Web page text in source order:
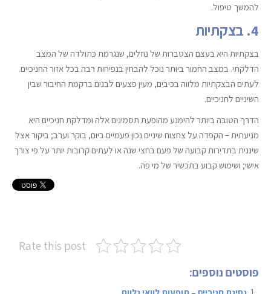
להמשך טיפול.
4. בצקתיות
בצקתיות היא בעצם הצטברות של נוזלים, שנגרמת כתולדה של המצב
הדלקתי. במצב החמור ביותר נוכל להבחין בנפיחות רבה בכל אזור החניכיים.
לעתים הבצקתיות מלווה בכיבים, מעין פצעים לבנים ברקמת החיבור שבין
השיניים לחניכיים.
הדרך הטובה ביותר להימנע מהופעת תסמינים אלה ומדלקת חניכיים היא
מניעתית – הקפדה על צחצוח שיניים נכון פעמיים ביום, בוקר וערב; ביקור אצל
שיננית בתדירות קבועה של פעם בחצי שנה או לעתים קרובות יותר על פי צורך
אישי; ושימוש קבוע בתכשיר של מי פה.
Rate this post
פוסטים נוספים: